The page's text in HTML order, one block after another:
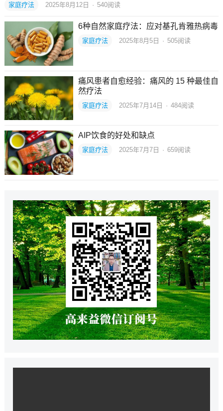
家庭疗法 2025年8月12日 · 540阅读
6种自然家庭疗法：应对基孔肯雅热病毒
家庭疗法 2025年8月5日 · 505阅读
痛风患者自愈经验：痛风的 15 种最佳自
然疗法
家庭疗法 2025年7月14日 · 484阅读
AIP饮食的好处和缺点
家庭疗法 2025年7月7日 · 659阅读